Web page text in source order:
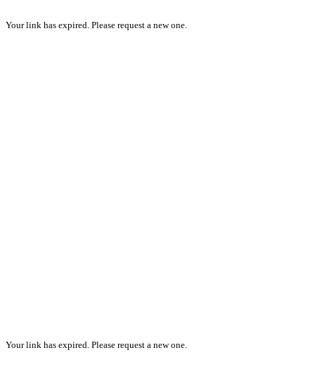
Your link has expired. Please request a new one.
Your link has expired. Please request a new one.